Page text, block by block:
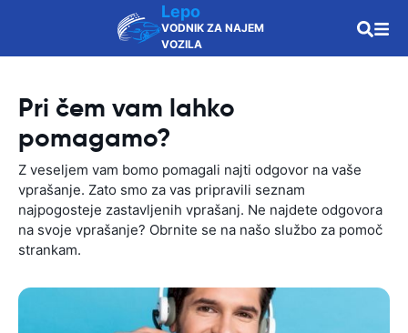
Lepo
VODNIK ZA NAJEM
VOZILA
Pri čem vam lahko
pomagamo?
Z veseljem vam bomo pomagali najti odgovor na vaše
vprašanje. Zato smo za vas pripravili seznam
najpogosteje zastavljenih vprašanj. Ne najdete odgovora
na svoje vprašanje? Obrnite se na našo službo za pomoč
strankam.